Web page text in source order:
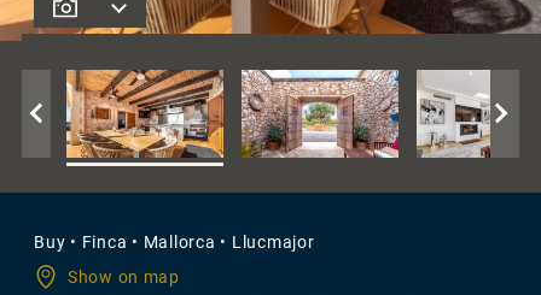
Buy • Finca • Mallorca • Llucmajor
Show on map